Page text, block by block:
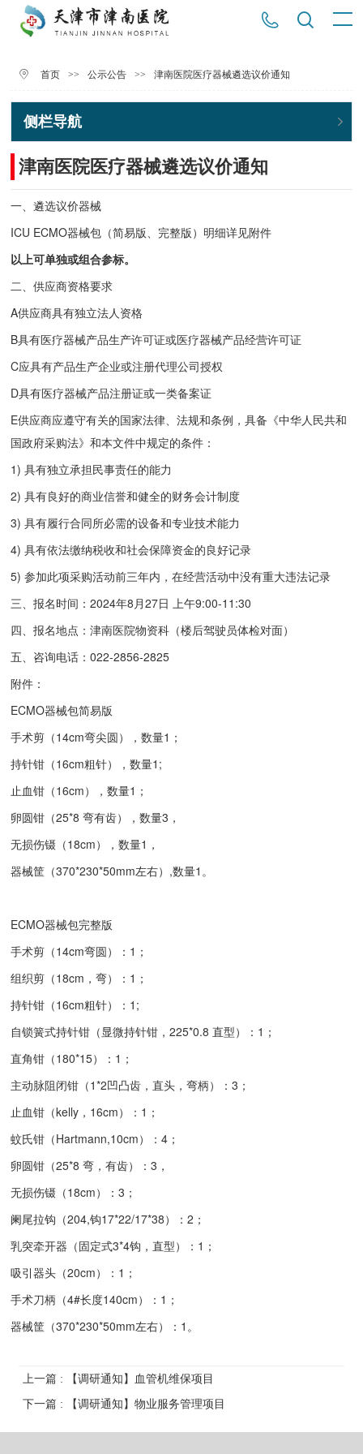
首页 >> 公示公告 >> 津南医院医疗器械遴选议价通知
侧栏导航
津南医院医疗器械遴选议价通知
一、遴选议价器械
ICU ECMO器械包（简易版、完整版）明细详见附件
以上可单独或组合参标。
二、供应商资格要求
A供应商具有独立法人资格
B具有医疗器械产品生产许可证或医疗器械产品经营许可证
C应具有产品生产企业或注册代理公司授权
D具有医疗器械产品注册证或一类备案证
E供应商应遵守有关的国家法律、法规和条例，具备《中华人民共和
国政府采购法》和本文件中规定的条件：
1) 具有独立承担民事责任的能力
2) 具有良好的商业信誉和健全的财务会计制度
3) 具有履行合同所必需的设备和专业技术能力
4) 具有依法缴纳税收和社会保障资金的良好记录
5) 参加此项采购活动前三年内，在经营活动中没有重大违法记录
三、报名时间：2024年8月27日 上午9:00-11:30
四、报名地点：津南医院物资科（楼后驾驶员体检对面）
五、咨询电话：022-2856-2825
附件：
ECMO器械包简易版
手术剪（14cm弯尖圆），数量1；
持针钳（16cm粗针），数量1;
止血钳（16cm），数量1；
卵圆钳（25*8 弯有齿），数量3，
无损伤镊（18cm），数量1，
器械筐（370*230*50mm左右）,数量1。
ECMO器械包完整版
手术剪（14cm弯圆）：1；
组织剪（18cm，弯）：1；
持针钳（16cm粗针）：1;
自锁簧式持针钳（显微持针钳，225*0.8 直型）：1；
直角钳（180*15）：1；
主动脉阻闭钳（1*2凹凸齿，直头，弯柄）：3；
止血钳（kelly，16cm）：1；
蚊氏钳（Hartmann,10cm）：4；
卵圆钳（25*8 弯，有齿）：3，
无损伤镊（18cm）：3；
阑尾拉钩（204,钩17*22/17*38）：2；
乳突牵开器（固定式3*4钩，直型）：1；
吸引器头（20cm）：1；
手术刀柄（4#长度140cm）：1；
器械筐（370*230*50mm左右）：1。
上一篇 : 【调研通知】血管机维保项目
下一篇 : 【调研通知】物业服务管理项目